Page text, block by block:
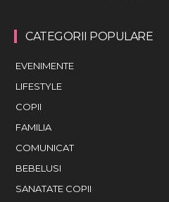
CATEGORII POPULARE
EVENIMENTE
LIFESTYLE
COPII
FAMILIA
COMUNICAT
BEBELUSI
SANATATE COPII